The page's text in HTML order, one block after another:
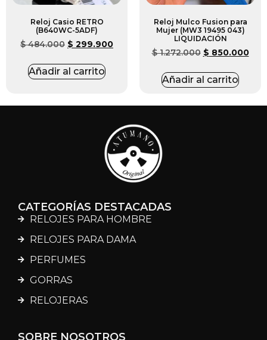
Reloj Casio RETRO
(B640WC-5ADF)
$484.000 $ 299.900
Añadir al carrito
Reloj Mulco Fusion para
Mujer (MW3 19495 043)
LIQUIDACIÓN
$1.272.000 $ 850.000
Añadir al carrito
CATEGORÍAS DESTACADAS
RELOJES PARA HOMBRE
RELOJES PARA DAMA
PERFUMES
GORRAS
RELOJERAS
SOBRE NOSOTROS